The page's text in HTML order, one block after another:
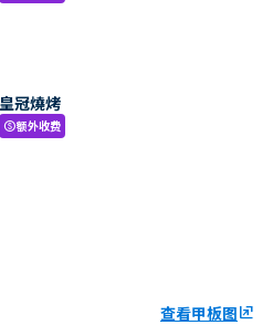
皇冠燒烤
paid额外收费
查看甲板图ungroup